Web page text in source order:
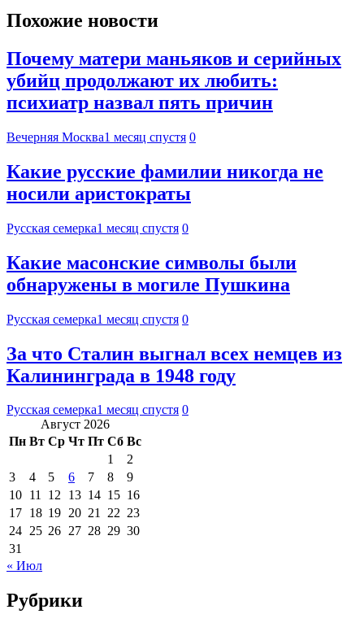
Похожие новости
Почему матери маньяков и серийных
убийц продолжают их любить:
психиатр назвал пять причин
Вечерняя Москва1 месяц спустя 0
Какие русские фамилии никогда не
носили аристократы
Русская семерка1 месяц спустя 0
Какие масонские символы были
обнаружены в могиле Пушкина
Русская семерка1 месяц спустя 0
За что Сталин выгнал всех немцев из
Калининграда в 1948 году
Русская семерка1 месяц спустя 0
Август 2026
Пн Вт Ср Чт Пт Сб Вс
1
2
3
4 5 6 7 8
9
10 11 12 13 14 15 16
17 18 19 20 21 22 23
24 25 26 27 28 29 30
31
« Июл
Рубрики